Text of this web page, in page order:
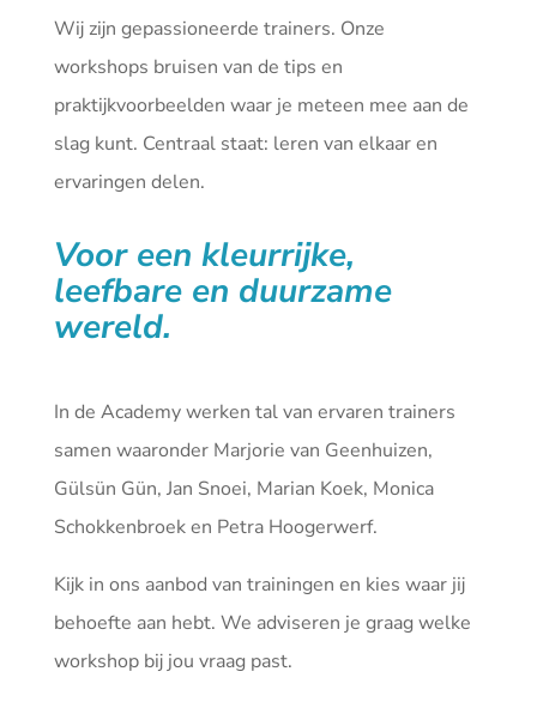
Wij zijn gepassioneerde trainers. Onze
workshops bruisen van de tips en
praktijkvoorbeelden waar je meteen mee aan de
slag kunt. Centraal staat: leren van elkaar en
ervaringen delen.
Voor een kleurrijke,
leefbare en duurzame
wereld.
In de Academy werken tal van ervaren trainers
samen waaronder Marjorie van Geenhuizen,
Gülsün Gün, Jan Snoei, Marian Koek, Monica
Schokkenbroek en Petra Hoogerwerf.
Kijk in ons aanbod van trainingen en kies waar jij
behoefte aan hebt. We adviseren je graag welke
workshop bij jou vraag past.